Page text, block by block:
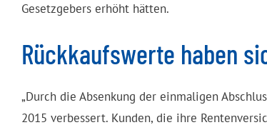
Gesetzgebers erhöht hätten.
Rückkaufswerte haben
„Durch die Absenkung der einmaligen
2015 verbessert. Kunden, die ihre